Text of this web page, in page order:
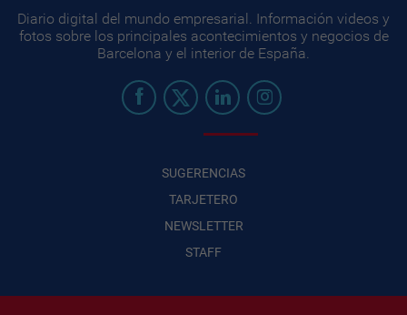
Diario digital del mundo empresarial. Información videos y
fotos sobre los principales acontecimientos y negocios de
Barcelona y el interior de España.
SUGERENCIAS
TARJETERO
NEWSLETTER
STAFF